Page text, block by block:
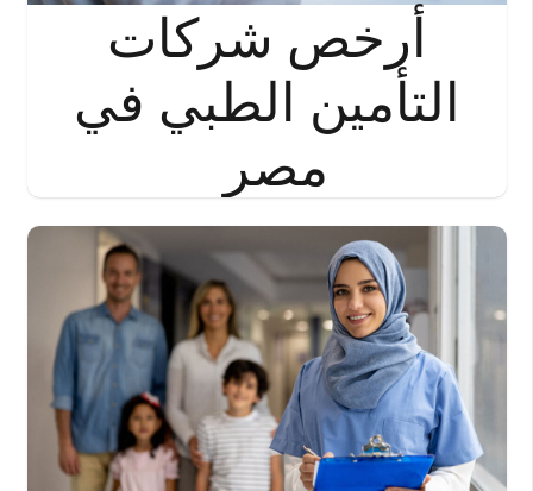
أرخص شركات
التأمين الطبي في
مصر